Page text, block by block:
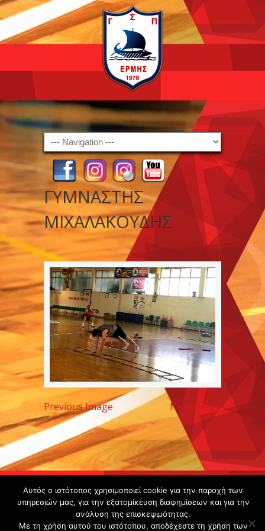
Navigation
ΓΥΜΝΑΣΤΗΣ
ΜΙΧΑΛΑΚΟΥΔΗΣ
Previous Image Next Image
Copyright ©
2020 -
Gsperamatosermis.gr
Αυτός ο ιστότοπος χρησιμοποιεί cookie για την παροχή των
υπηρεσιών μας, για την εξατομίκευση διαφημίσεων και για την
ανάλυση της επισκεψιμότητας.
Με τη χρήση αυτού του ιστότοπου, αποδέχεστε τη χρήση των